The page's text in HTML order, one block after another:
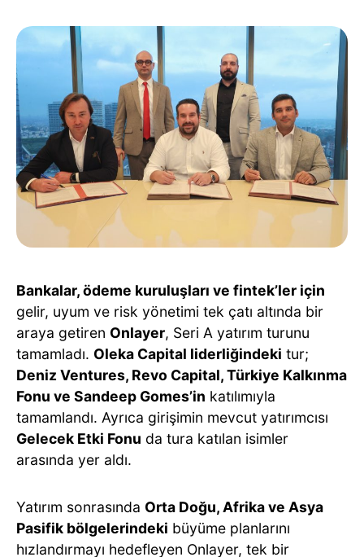
Bankalar, ödeme kuruluşları ve fintek’ler için
gelir, uyum ve risk yönetimi tek çatı altında bir
araya getiren Onlayer, Seri A yatırım turunu
tamamladı. Oleka Capital liderliğindeki tur;
Deniz Ventures, Revo Capital, Türkiye Kalkınma
Fonu ve Sandeep Gomes’in katılımıyla
tamamlandı. Ayrıca girişimin mevcut yatırımcısı
Gelecek Etki Fonu da tura katılan isimler
arasında yer aldı.
Yatırım sonrasında Orta Doğu, Afrika ve Asya
Pasifik bölgelerindeki büyüme planlarını
hızlandırmayı hedefleyen Onlayer, tek bir